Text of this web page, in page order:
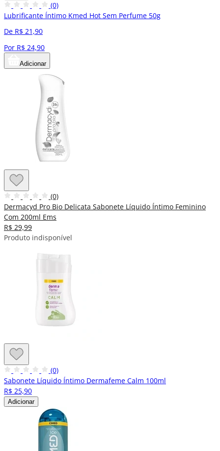
(0)
Lubrificante Íntimo Kmed Hot Sem Perfume 50g
De R$ 21,90
Por R$ 24,90
Adicionar
(0)
Dermacyd Pro Bio Delicata Sabonete Líquido Íntimo Feminino
Com 200ml Ems
R$ 29,99
Produto indisponível
(0)
Sabonete Líquido Íntimo Dermafeme Calm 100ml
R$ 25,90
Adicionar